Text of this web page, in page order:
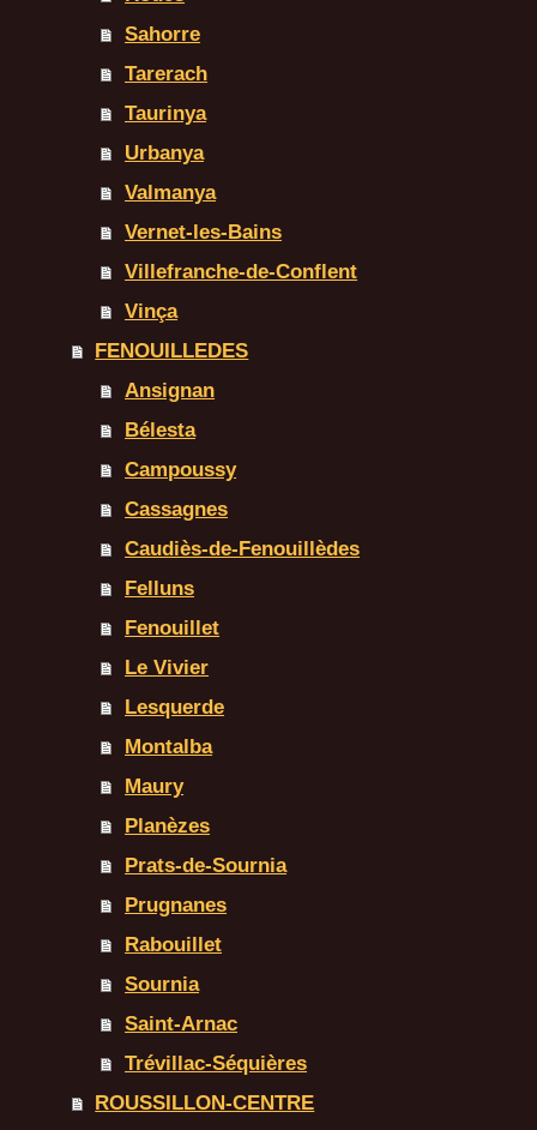
Sahorre
Tarerach
Taurinya
Urbanya
Valmanya
Vernet-les-Bains
Villefranche-de-Conflent
Vinça
FENOUILLEDES
Ansignan
Bélesta
Campoussy
Cassagnes
Caudiès-de-Fenouillèdes
Felluns
Fenouillet
Le Vivier
Lesquerde
Montalba
Maury
Planèzes
Prats-de-Sournia
Prugnanes
Rabouillet
Sournia
Saint-Arnac
Trévillac-Séquières
ROUSSILLON-CENTRE